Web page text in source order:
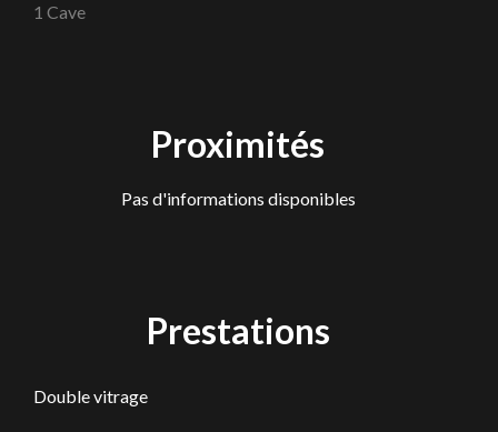
1 Cave
Proximités
Pas d'informations disponibles
Prestations
Double vitrage